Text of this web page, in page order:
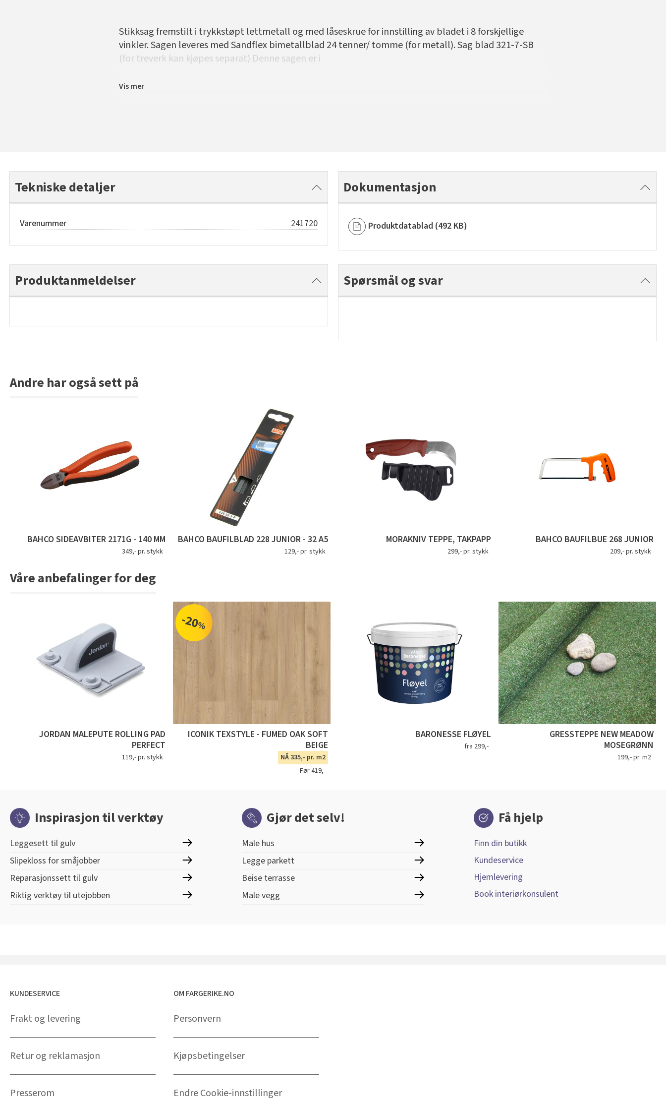
Stikksag fremstilt i trykkstøpt lettmetall og med låseskrue for innstilling av bladet i 8 forskjellige
vinkler. Sagen leveres med Sandflex bimetallblad 24 tenner/ tomme (for metall). Sag blad 321-7-SB
(for treverk kan kjøpes separat) Denne sagen er i
Vis mer
Tekniske detaljer
Varenummer 241720
Dokumentasjon
Produktdatablad (492 KB)
Produktanmeldelser Spørsmål og svar
Andre har også sett på
BAHCO SIDEAVBITER 2171G - 140 MM
349,- pr. stykk
BAHCO BAUFILBLAD 228 JUNIOR - 32 A5
129,- pr. stykk
MORAKNIV TEPPE, TAKPAPP
299,- pr. stykk
BAHCO BAUFILBUE 268 JUNIOR
209,- pr. stykk
Våre anbefalinger for deg
JORDAN MALEPUTE ROLLING PAD
PERFECT
119,- pr. stykk
-20%
ICONIK TEXSTYLE - FUMED OAK SOFT
BEIGE
NÅ 335,- pr. m2
Før 419,-
BARONESSE FLØYEL
fra 299,-
GRESSTEPPE NEW MEADOW
MOSEGRØNN
199,- pr. m2
Inspirasjon til verktøy
Leggesett til gulv
Slipekloss for småjobber
Reparasjonssett til gulv
Riktig verktøy til utejobben
Gjør det selv!
Male hus
Legge parkett
Beise terrasse
Male vegg
Få hjelp
Finn din butikk
Kundeservice
Hjemlevering
Book interiørkonsulent
KUNDESERVICE
Frakt og levering
Retur og reklamasjon
Presserom
OM FARGERIKE.NO
Personvern
Kjøpsbetingelser
Endre Cookie-innstillinger